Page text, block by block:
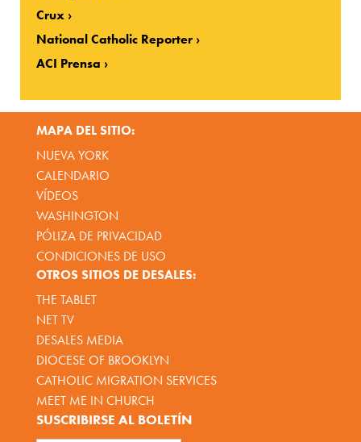
Crux
National Catholic Reporter
ACI Prensa
MAPA DEL SITIO:
NUEVA YORK
CALENDARIO
VÍDEOS
WASHINGTON
PÓLIZA DE PRIVACIDAD
CONDICIONES DE USO
OTROS SITIOS DE DESALES:
THE TABLET
NET TV
DESALES MEDIA
DIOCESE OF BROOKLYN
CATHOLIC MIGRATION SERVICES
MEET ME IN CHURCH
SUSCRIBIRSE AL BOLETÍN